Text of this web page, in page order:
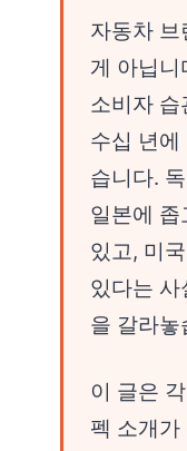
자동차 브
게 아닙니
소비자 습
수십 년에
습니다.
일본에
있고, 미
있다는 사
을 갈라놓
이 글은
펙 소개가